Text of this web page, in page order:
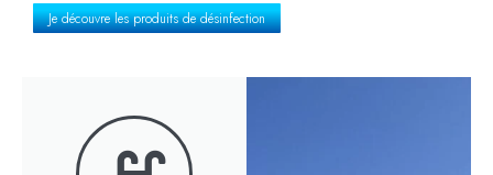
Je découvre les produits de désinfection